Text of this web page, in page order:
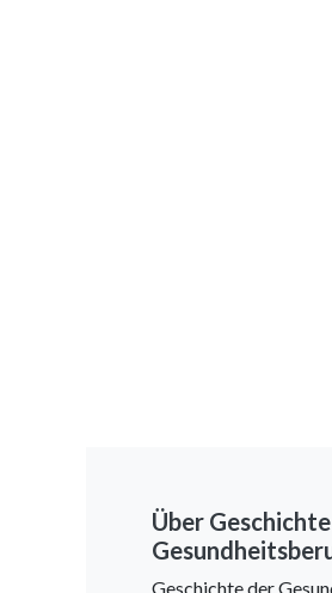
Über
Geschichte der